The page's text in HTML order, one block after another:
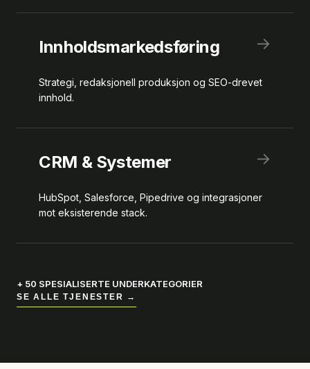
Innholdsmarkedsføring →
Strategi, redaksjonell produksjon og SEO-drevet
innhold.
CRM & Systemer →
HubSpot, Salesforce, Pipedrive og integrasjoner
mot eksisterende stack.
+ 50 SPESIALISERTE UNDERKATEGORIER
SE ALLE TJENESTER →